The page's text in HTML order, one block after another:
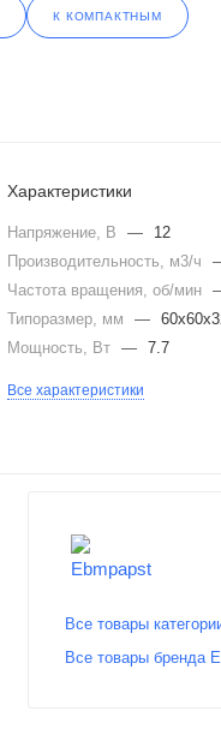
К КОМПАКТНЫМ
Характеристики
Напряжение, В —
12
Производительность, м3/ч
Частота вращения, об/мин
Типоразмер, мм
—
Мощность, Вт — 7.7
Все характеристики
Все товары
Все товары бренда